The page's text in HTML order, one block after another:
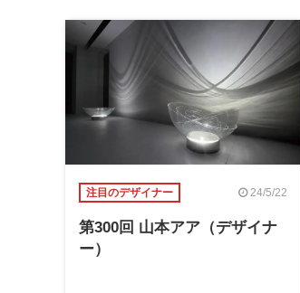
注目のデザイナー 24/5/22
第300回 山本アア（デザイナ
ー）